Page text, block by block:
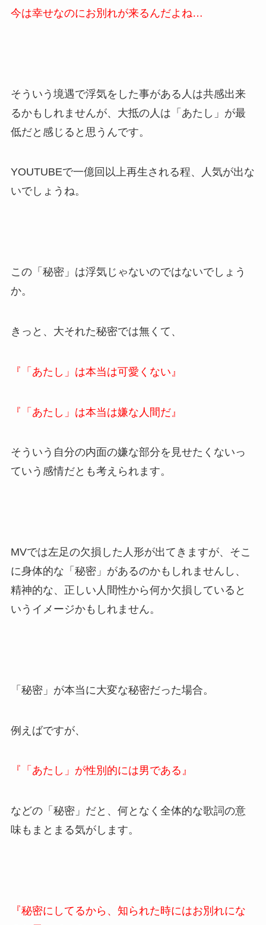
今は幸せなのにお別れが来るんだよね…
そういう境遇で浮気をした事がある人は共感出来
るかもしれませんが、大抵の人は「あたし」が最
低だと感じると思うんです。
YOUTUBEで一億回以上再生される程、人気が出な
いでしょうね。
この「秘密」は浮気じゃないのではないでしょう
か。
きっと、大それた秘密では無くて、
『「あたし」は本当は可愛くない』
『「あたし」は本当は嫌な人間だ』
そういう自分の内面の嫌な部分を見せたくないっ
ていう感情だとも考えられます。
MVでは左足の欠損した人形が出てきますが、そこ
に身体的な「秘密」があるのかもしれませんし、
精神的な、正しい人間性から何か欠損していると
いうイメージかもしれません。
「秘密」が本当に大変な秘密だった場合。
例えばですが、
『「あたし」が性別的には男である』
などの「秘密」だと、何となく全体的な歌詞の意
味もまとまる気がします。
『秘密にしてるから、知られた時にはお別れにな